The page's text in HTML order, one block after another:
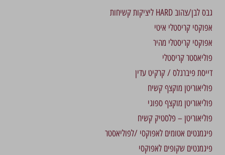
גבס לבן/צהוב HARD ליציקות קשיחות
אפוקסי קריסטלי איטי
אפוקסי קריסטלי מהיר
פוליאסטר קריסטלי
דייסת פיברגלס / קרקיט עדין
פוליאוריטן מוקצף קשיח
פוליאוריטן מוקצף ספוגי
פוליאוריטן – פלסטיק קשיח
פיגמנטים אטומים לאפוקסי /לפוליאסטר
פיגמנטים שקופים לאפוקסי